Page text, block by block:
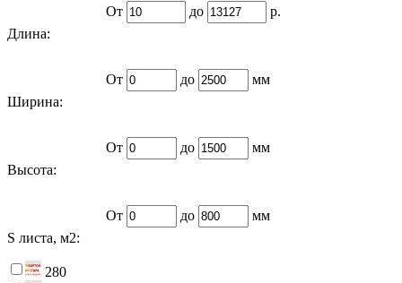
От до
р.
Длина:
От до
мм
Ширина:
От до
мм
Высота:
От до
мм
S листа, м2:
280